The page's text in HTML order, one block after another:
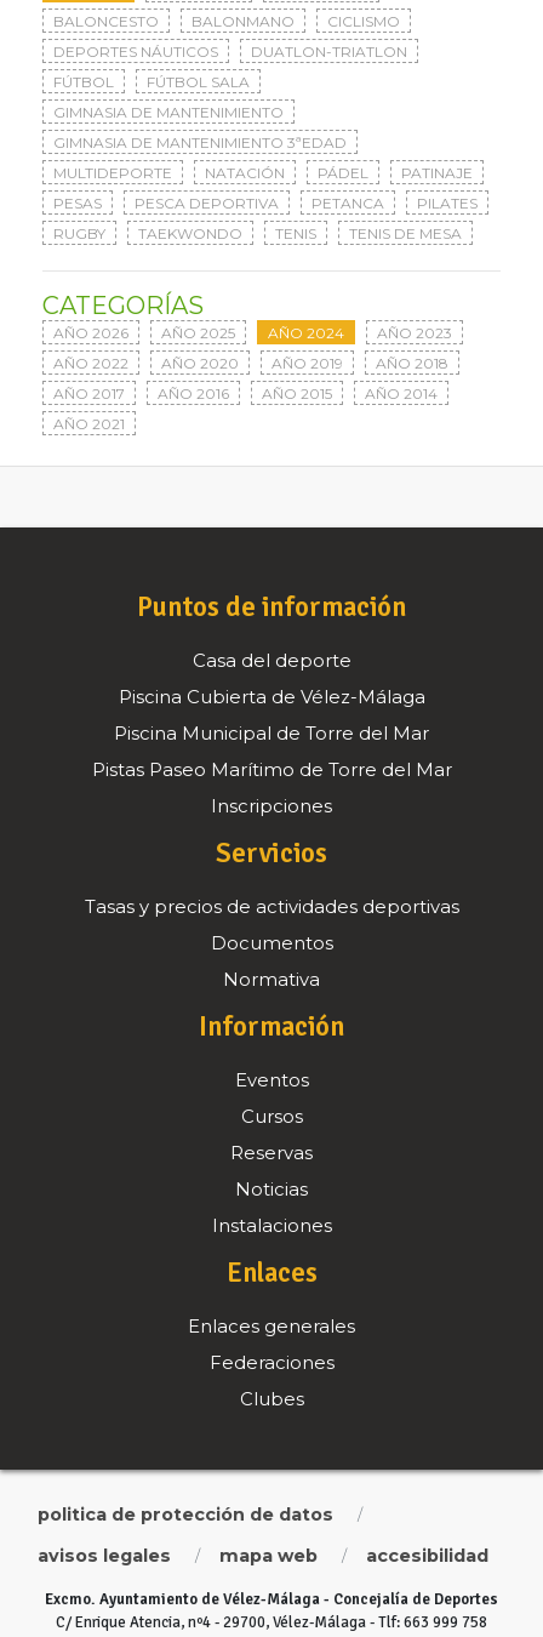
BALONCESTO
BALONMANO
CICLISMO
DEPORTES NÁUTICOS
DUATLON-TRIATLON
FÚTBOL
FÚTBOL SALA
GIMNASIA DE MANTENIMIENTO
GIMNASIA DE MANTENIMIENTO 3ªEDAD
MULTIDEPORTE
NATACIÓN PÁDEL
PATINAJE
PESAS
PESCA DEPORTIVA PETANCA
PILATES
RUGBY
TAEKWONDO TENIS TENIS DE MESA
CATEGORÍAS
AÑO 2026 AÑO 2025 AÑO 2024
AÑO 2023
AÑO 2022
AÑO 2020 AÑO 2019
AÑO 2018
AÑO 2017
AÑO 2016 AÑO 2015
AÑO 2014
AÑO 2021
Puntos de información
Casa del deporte
Piscina Cubierta de Vélez-Málaga
Piscina Municipal de Torre del Mar
Pistas Paseo Marítimo de Torre del Mar
Inscripciones
Servicios
Tasas y precios de actividades deportivas
Documentos
Normativa
Información
Eventos
Cursos
Reservas
Noticias
Instalaciones
Enlaces
Enlaces generales
Federaciones
Clubes
politica de protección de datos /
avisos legales / mapa web / accesibilidad
Excmo. Ayuntamiento de Vélez-Málaga - Concejalía de Deportes
C/ Enrique Atencia, nº4 - 29700, Vélez-Málaga - Tlf: 663 999 758